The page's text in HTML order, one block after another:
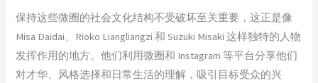
保持这些微圈的社会文化结构不受破坏至关重要，这正是像
Misa Daidai、Rioko Liangliangzi 和 Suzuki Misaki 这样独特的人物
发挥作用的地方。他们利用微圈和 Instagram 等平台分享他们
对才华、风格选择和日常生活的理解，吸引目标受众的兴